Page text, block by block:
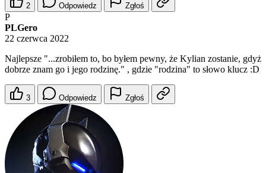
2 Odpowiedz Zgłoś
P
PLGero
22 czerwca 2022
Najlepsze "...zrobiłem to, bo byłem pewny, że Kylian zostanie, gdyż
dobrze znam go i jego rodzinę." , gdzie "rodzina" to słowo klucz :D
3 Odpowiedz Zgłoś